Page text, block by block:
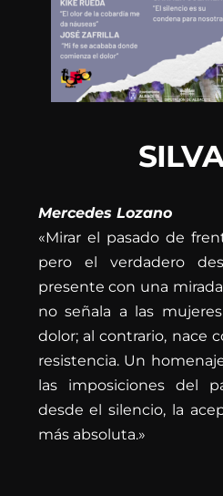
Mercedes Lozano
«Mirar el pasado de
pero el verdadero
presente con una
no señala a las
dolor; al contrario, nace
resistencia. Un
las imposiciones del
desde el silencio, la
más absoluta.»